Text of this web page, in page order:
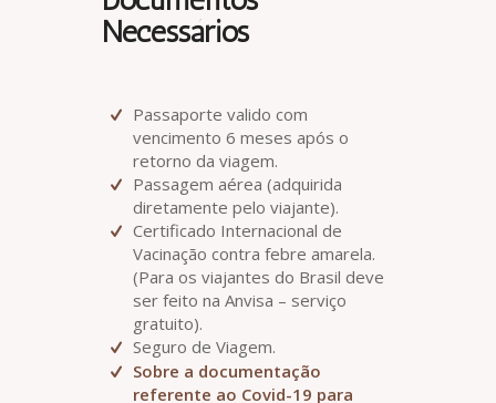
Necessários
Passaporte valido com
vencimento 6 meses após o
retorno da viagem.
Passagem aérea (adquirida
diretamente pelo viajante).
Certificado Internacional de
Vacinação contra febre amarela.
(Para os viajantes do Brasil deve
ser feito na Anvisa – serviço
gratuito).
Seguro de Viagem.
Sobre a documentação
referente ao Covid-19 para